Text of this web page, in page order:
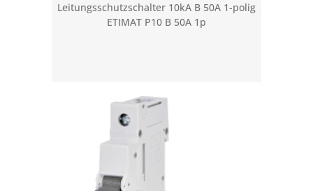
Leitungsschutzschalter 10kA B 50A 1-polig
ETIMAT P10 B 50A 1p